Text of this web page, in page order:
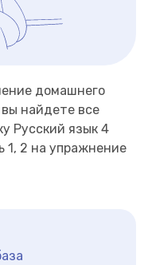
домашнего
найдете все
Русский язык 4
1, 2 на упражнение